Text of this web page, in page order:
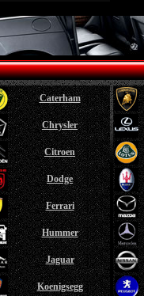
Caterham
Chrysler
Citroen
Dodge
Ferrari
Hummer
Jaguar
Koenigsegg